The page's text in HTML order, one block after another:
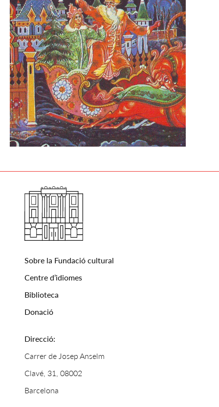
Sobre la Fundació cultural
Centre d’idiomes
Biblioteca
Donació
Direcció:
Carrer de Josep Anselm
Clavé, 31, 08002
Barcelona